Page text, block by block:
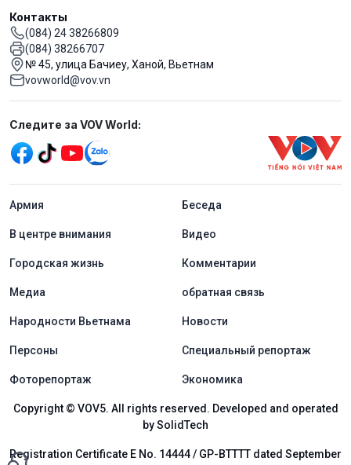
Контакты
(084) 24 38266809
(084) 38266707
№ 45, улица Бачиеу, Ханой, Вьетнам
vovworld@vov.vn
Mạng xã hội
Следите за VOV World:
menu footer tiếng Nga
Aрмия Беседа
В центре внимания Видео
Городская жизнь Комментарии
Медиа обратная связь
Народности Вьетнама Новости
Персоны Специальный репортаж
Фоторепортаж Экономика
Copyright © VOV5. All rights reserved. Developed and operated
by SolidTech
Registration Certificate E No. 14444 / GP-BTTTT dated September